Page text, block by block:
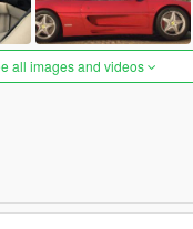
all images and videos